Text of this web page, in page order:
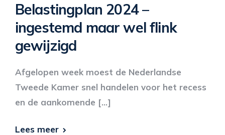
Belastingplan 2024 –
ingestemd maar wel flink
gewijzigd
Afgelopen week moest de Nederlandse
Tweede Kamer snel handelen voor het recess
en de aankomende […]
Lees meer